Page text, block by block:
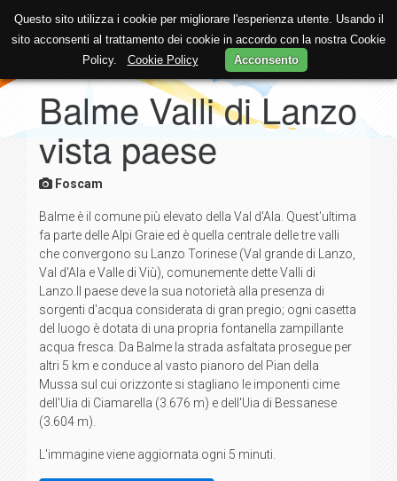
Balme Valli di Lanzo
vista paese
Foscam
Balme è il comune più elevato della Val d'Ala. Quest'ultima
fa parte delle Alpi Graie ed è quella centrale delle tre valli
che convergono su Lanzo Torinese (Val grande di Lanzo,
Val d'Ala e Valle di Viù), comunemente dette Valli di
Lanzo.Il paese deve la sua notorietà alla presenza di
sorgenti d'acqua considerata di gran pregio; ogni casetta
del luogo è dotata di una propria fontanella zampillante
acqua fresca. Da Balme la strada asfaltata prosegue per
altri 5 km e conduce al vasto pianoro del Pian della
Mussa sul cui orizzonte si stagliano le imponenti cime
dell'Uia di Ciamarella (3.676 m) e dell'Uia di Bessanese
(3.604 m).
L'immagine viene aggiornata ogni 5 minuti.
Questo sito utilizza i cookie per migliorare l'esperienza utente. Usando il
sito acconsenti al trattamento dei cookie in accordo con la nostra Cookie
Policy. Cookie Policy Acconsento